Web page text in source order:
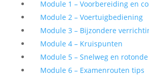
Module 1 – Voorbereiding en
Module 2 – Voertuigbediening
Module 3 – Bijzondere
Module 4 – Kruispunten
Module 5 – Snelweg en rotonde
Module 6 – Examenrouten tips